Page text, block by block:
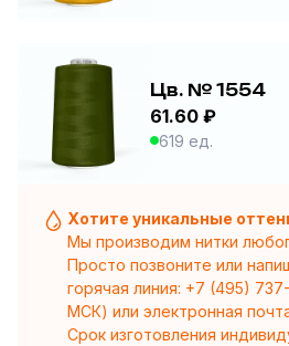
Цв. № 1554
61.60 ₽
619 ед.
Хотите уникальные
Мы производим нитки
Просто позвоните или
горячая линия: +7 (495)
МСК) или электронная
Срок изготовления